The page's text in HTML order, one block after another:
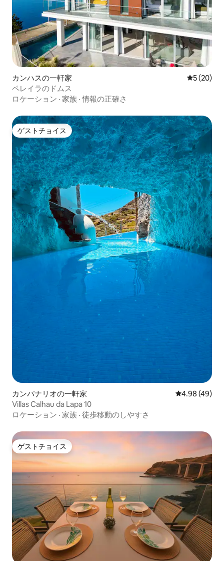
カンハスの一軒家 レビュー
5 (20)
ペレイラのドムス
ロケーション · 家族 ·情報の正確さ
ゲストチョイス
ゲストチョイス
カンパナリオの一軒家 レビュー49
4.98 (49)
Villas Calhau da Lapa 10
ロケーション · 家族 · 徒歩移動のしやすさ
ゲストチョイス
ゲストチョイス